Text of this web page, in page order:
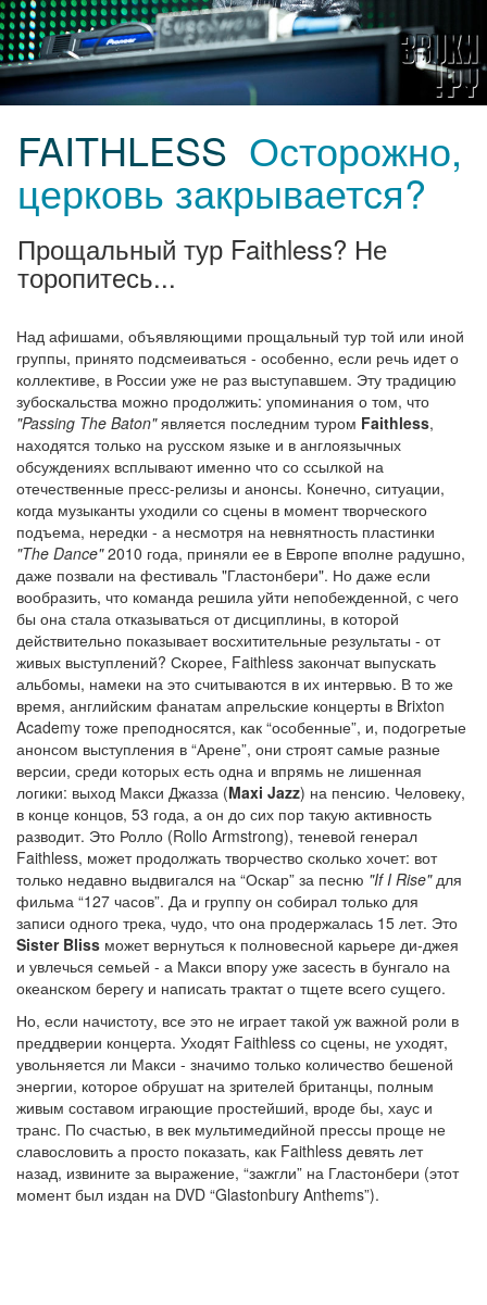
FAITHLESS Осторожно,
церковь закрывается?
Прощальный тур Faithless? Не
торопитесь...
Над афишами, объявляющими прощальный тур той или иной
группы, принято подсмеиваться - особенно, если речь идет о
коллективе, в России уже не раз выступавшем. Эту традицию
зубоскальства можно продолжить: упоминания о том, что
"Passing The Baton"является последним туром Faithless,
находятся только на русском языке и в англоязычных
обсуждениях всплывают именно что со ссылкой на
отечественные пресс-релизы и анонсы. Конечно, ситуации,
когда музыканты уходили со сцены в момент творческого
подъема, нередки - а несмотря на невнятность пластинки
"The Dance"2010 года, приняли ее в Европе вполне радушно,
даже позвали на фестиваль "Гластонбери". Но даже если
вообразить, что команда решила уйти непобежденной, с чего
бы она стала отказываться от дисциплины, в которой
действительно показывает восхитительные результаты - от
живых выступлений? Скорее, Faithless закончат выпускать
альбомы, намеки на это считываются в их интервью. В то же
время, английским фанатам апрельские концерты в Brixton
Academy тоже преподносятся, как “особенные”, и, подогретые
анонсом выступления в “Арене”, они строят самые разные
версии, среди которых есть одна и впрямь не лишенная
логики: выход Макси Джазза (Maxi Jazz) на пенсию. Человеку,
в конце концов, 53 года, а он до сих пор такую активность
разводит. Это Ролло (Rollo Armstrong), теневой генерал
Faithless, может продолжать творчество сколько хочет: вот
только недавно выдвигался на “Оскар” за песню "If I Rise"для
фильма “127 часов”. Да и группу он собирал только для
записи одного трека, чудо, что она продержалась 15 лет. Это
Sister Bliss может вернуться к полновесной карьере ди-джея
и увлечься семьей - а Макси впору уже засесть в бунгало на
океанском берегу и написать трактат о тщете всего сущего.
Но, если начистоту, все это не играет такой уж важной роли в
преддверии концерта. Уходят Faithless со сцены, не уходят,
увольняется ли Макси - значимо только количество бешеной
энергии, которое обрушат на зрителей британцы, полным
живым составом играющие простейший, вроде бы, хаус и
транс. По счастью, в век мультимедийной прессы проще не
славословить а просто показать, как Faithless девять лет
назад, извините за выражение, “зажгли” на Гластонбери (этот
момент был издан на DVD “Glastonbury Anthems”).